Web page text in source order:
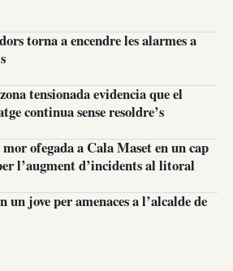
torna a encendre les alarmes a
tensionada evidencia que el
continua sense resoldre’s
ofegada a Cala Maset en un cap
l’augment d’incidents al litoral
un jove per amenaces a l’alcalde de